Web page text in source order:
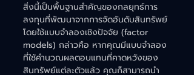
สิ่งนี้เป็นพื้นฐานสำคัญของกลยุทธ์การ
ลงทุนที่พัฒนาจากการจัดอันดับสินทรัพย์
โดยใช้แบบจำลองเชิงปัจจัย (factor
models) กล่าวคือ หากคุณมีแบบจำลอง
ที่ใช้คำนวณผลตอบแทนที่คาดหวังของ
สินทรัพย์แต่ละตัวแล้ว คุณก็สามารถนำ